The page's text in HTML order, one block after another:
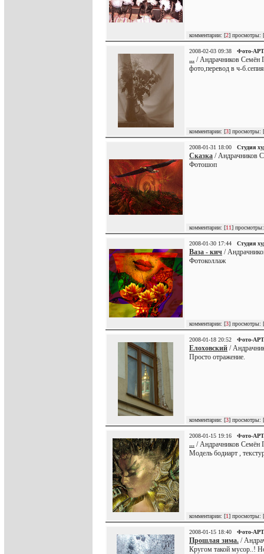
комментарии: [2] просмотры: [
2008-02-03 09:38 Фото-АРТ
... / Андрачников Семён
фото,перевод в ч-
комментарии: [3] просмотры: [
2008-01-31 18:00 Студия
Сказка / Андрачников
Фотошоп
комментарии: [11]
2008-01-30 17:44 Студия
Ваза - кич /
Фотоколлаж
комментарии: [3] просмотры: [
2008-01-18 20:52 Фото-АРТ
Елоховский /
Просто отражение.
комментарии: [3] просмотры: [
2008-01-15 19:16 Фото-АРТ
... / Андрачников Семён
Модель бодиарт ,
комментарии: [1] просмотры: [
2008-01-15 18:40 Фото-АРТ
Прошлая зима. /
Кругом такой мусор..!